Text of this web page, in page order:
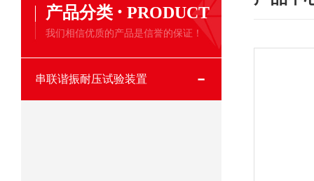
产品分类 · PRODUCT
我们相信优质的产品是信誉的保证！
串联谐振耐压试验装置